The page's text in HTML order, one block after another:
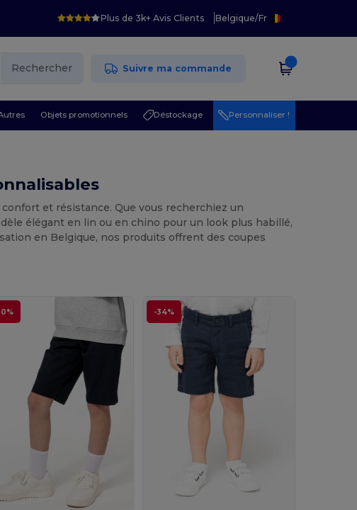
Plus de 3k+ Avis Clients Belgique/Fr
Rechercher Suivre ma commande
Objets promotionnels Déstockage Personnaliser !
et résistance. Que vous recherchiez un
élégant en lin ou en chino pour un look plus habillé,
en Belgique, nos produits offrent des coupes
-34%